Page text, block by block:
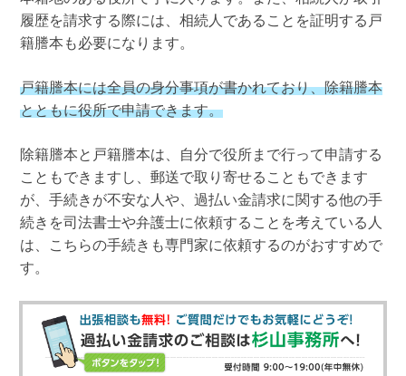
履歴を請求する際には、相続人であることを証明する戸
籍謄本も必要になります。
戸籍謄本には全員の身分事項が書かれており、除籍謄本
とともに役所で申請できます。
除籍謄本と戸籍謄本は、自分で役所まで行って申請する
こともできますし、郵送で取り寄せることもできます
が、手続きが不安な人や、過払い金請求に関する他の手
続きを司法書士や弁護士に依頼することを考えている人
は、こちらの手続きも専門家に依頼するのがおすすめで
す。